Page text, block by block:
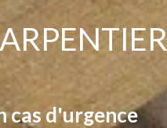
cas d'urgence